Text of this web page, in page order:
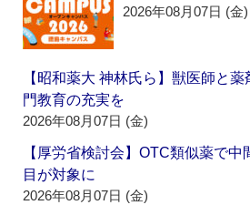
2026年08月07日 (金)
【昭和薬大 神林氏ら】獣医師と
門教育の充実を
2026年08月07日 (金)
【厚労省検討会】OTC類似薬で中
目が対象に
2026年08月07日 (金)